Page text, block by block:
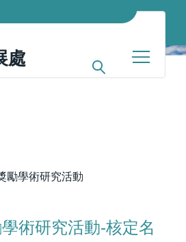
處
勵學術研究活動
術研究活動-核定名